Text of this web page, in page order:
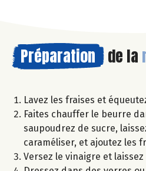
Préparation de la
Lavez les fraises et
Faites chauffer le beurre
saupoudrez de sucre,
caraméliser, et ajoutez les
Versez le vinaigre et